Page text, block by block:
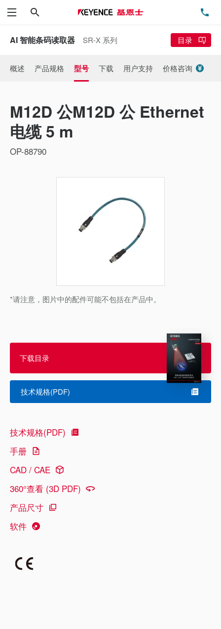
菜单
AI 智能条码读取器 SR-X 系列 目录
概述 产品规格 型号 下载 用户支持 价格咨询
M12D 公M12D 公 Ethernet
电缆 5 m
OP-88790
*请注意，图片中的配件可能不包括在产品中。
下载目录
技术规格(PDF)
技术规格(PDF)
手册
CAD / CAE
360°查看 (3D PDF)
产品尺寸
软件